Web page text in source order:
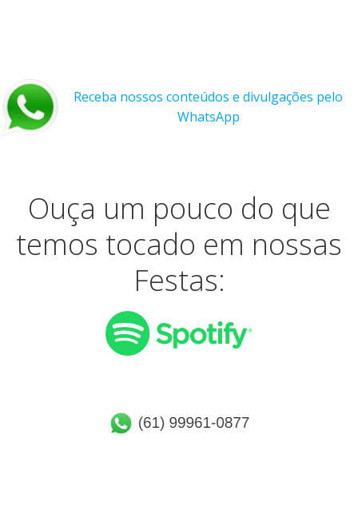
Receba nossos conteúdos e divulgações pelo
WhatsApp
Ouça um pouco do que
temos tocado em nossas
Festas: